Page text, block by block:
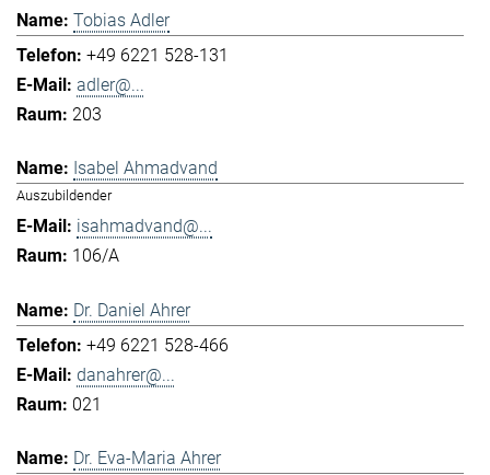
Tobias Adler
+49 6221 528-131
adler@...
203
Isabel Ahmadvand
Auszubildender
isahmadvand@...
106/A
Dr. Daniel Ahrer
+49 6221 528-466
danahrer@...
021
Dr. Eva-Maria Ahrer